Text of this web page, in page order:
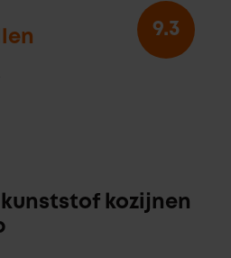
9.3
kozijnen